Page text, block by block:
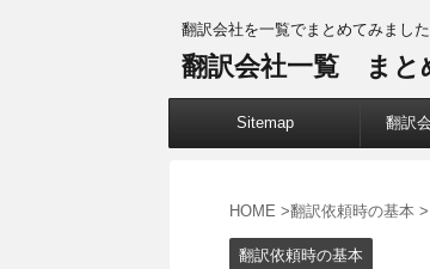
翻訳会社を一覧でまとめてみました
翻訳会社一覧 まと
Sitemap 翻訳
HOME >翻訳依頼時の基本 >
翻訳依頼時の基本